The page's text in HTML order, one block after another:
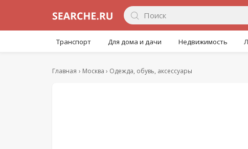
Транспорт Для дома и дачи Недвижимость
Главная Москва Одежда, обувь, аксессуары